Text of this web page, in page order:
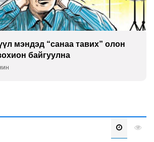
мэндэд “санаа тавих” олон
байгуулна